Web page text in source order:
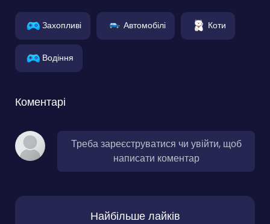
Захопливі Автомобілі Коти
Водіння
Коментарі
Треба зареєструватися чи увійти, щоб
написати коментар
Найбільше лайків